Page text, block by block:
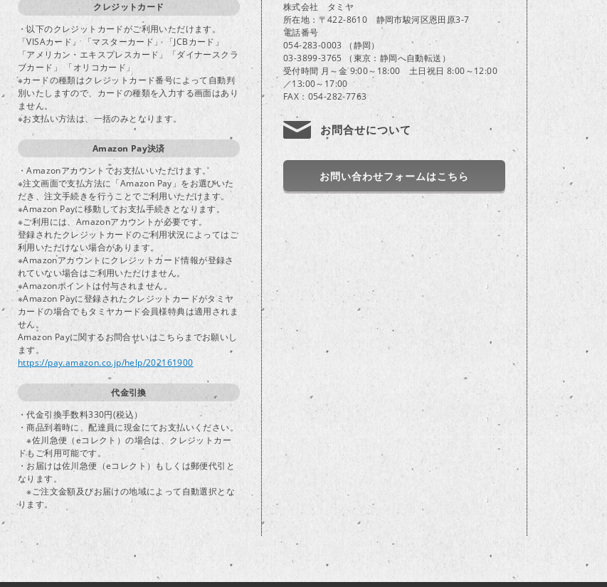
クレジットカード
・以下のクレジットカードがご利用いただけます。
「VISAカード」 「マスターカード」 「JCBカード」
「アメリカン・エキスプレスカード」「ダイナースクラ
ブカード」 「オリコカード」
※カードの種類はクレジットカード番号によって自動判
別いたしますので、カードの種類を入力する画面はあり
ません。
※お支払い方法は、一括のみとなります。
Amazon Pay決済
・Amazonアカウントでお支払いいただけます。
※注文画面で支払方法に「Amazon Pay」をお選びいた
だき、注文手続きを行うことでご利用いただけます。
※Amazon Payに移動してお支払手続きとなります。
※ご利用には、Amazonアカウントが必要です。
登録されたクレジットカードのご利用状況によってはご
利用いただけない場合があります。
※Amazonアカウントにクレジットカード情報が登録さ
れていない場合はご利用いただけません。
※Amazonポイントは付与されません。
※Amazon Payに登録されたクレジットカードがタミヤ
カードの場合でもタミヤカード会員様特典は適用されま
せん。
Amazon Payに関するお問合せいはこちらまでお願いし
ます。
https://pay.amazon.co.jp/help/202161900
代金引換
・代金引換手数料330円(税込）
・商品到着時に、配達員に現金にてお支払いください。
※佐川急便（eコレクト）の場合は、クレジットカー
ドもご利用可能です。
・お届けは佐川急便（eコレクト）もしくは郵便代引と
なります。
※ご注文金額及びお届けの地域によって自動選択とな
ります。
株式会社 タミヤ
所在地：〒422-8610 静岡市駿河区恩田原3-7
電話番号
054-283-0003 （静岡）
03-3899-3765 （東京：静岡へ自動転送）
受付時間 月～金 9:00～18:00 土日祝日 8:00～12:00
／13:00～17:00
FAX：054-282-7763
お問合せについて
お問い合わせフォームはこちら